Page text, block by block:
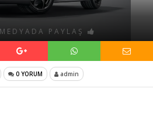
PAYLAŞ
0 YORUM admin